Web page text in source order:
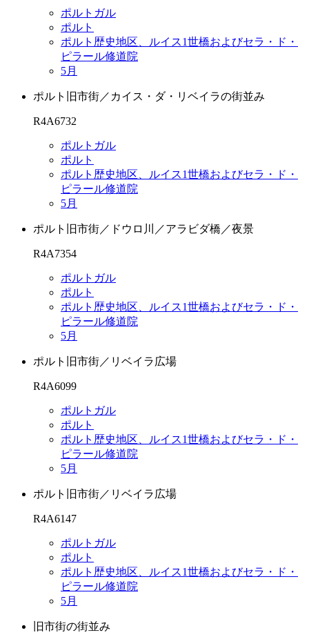
ポルトガル
ポルト
ポルト歴史地区、ルイス1世橋およびセラ・ド・
ピラール修道院
5月
ポルト旧市街／カイス・ダ・リベイラの街並み
R4A6732
ポルトガル
ポルト
ポルト歴史地区、ルイス1世橋およびセラ・ド・
ピラール修道院
5月
ポルト旧市街／ドウロ川／アラビダ橋／夜景
R4A7354
ポルトガル
ポルト
ポルト歴史地区、ルイス1世橋およびセラ・ド・
ピラール修道院
5月
ポルト旧市街／リベイラ広場
R4A6099
ポルトガル
ポルト
ポルト歴史地区、ルイス1世橋およびセラ・ド・
ピラール修道院
5月
ポルト旧市街／リベイラ広場
R4A6147
ポルトガル
ポルト
ポルト歴史地区、ルイス1世橋およびセラ・ド・
ピラール修道院
5月
旧市街の街並み